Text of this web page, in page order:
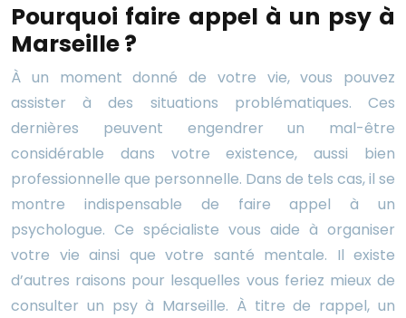
Pourquoi faire appel à un psy à
Marseille ?
À un moment donné de votre vie, vous pouvez
assister à des situations problématiques. Ces
dernières peuvent engendrer un mal-être
considérable dans votre existence, aussi bien
professionnelle que personnelle. Dans de tels cas, il se
montre indispensable de faire appel à un
psychologue. Ce spécialiste vous aide à organiser
votre vie ainsi que votre santé mentale. Il existe
d’autres raisons pour lesquelles vous feriez mieux de
consulter un psy à Marseille. À titre de rappel, un